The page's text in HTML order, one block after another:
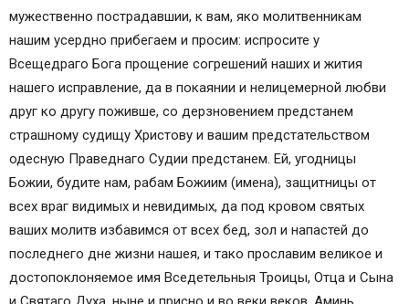
мужественно пострадавшии, к вам, яко молитвенникам
нашим усердно прибегаем и просим: испросите у
Всещедраго Бога прощение согрешений наших и жития
нашего исправление, да в покаянии и нелицемерной любви
друг ко другу поживше, со дерзновением предстанем
страшному судищу Христову и вашим предстательством
одесную Праведнаго Судии предстанем. Ей, угодницы
Божии, будите нам, рабам Божиим (имена), защитницы от
всех враг видимых и невидимых, да под кровом святых
ваших молитв избавимся от всех бед, зол и напастей до
последнего дне жизни нашея, и тако прославим великое и
достопоклоняемое имя Вседетельныя Троицы, Отца и Сына